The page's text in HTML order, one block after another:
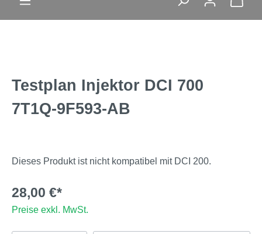
Testplan Injektor DCI 700
7T1Q-9F593-AB
Dieses Produkt ist nicht kompatibel mit DCI 200.
28,00 €*
Preise exkl. MwSt.